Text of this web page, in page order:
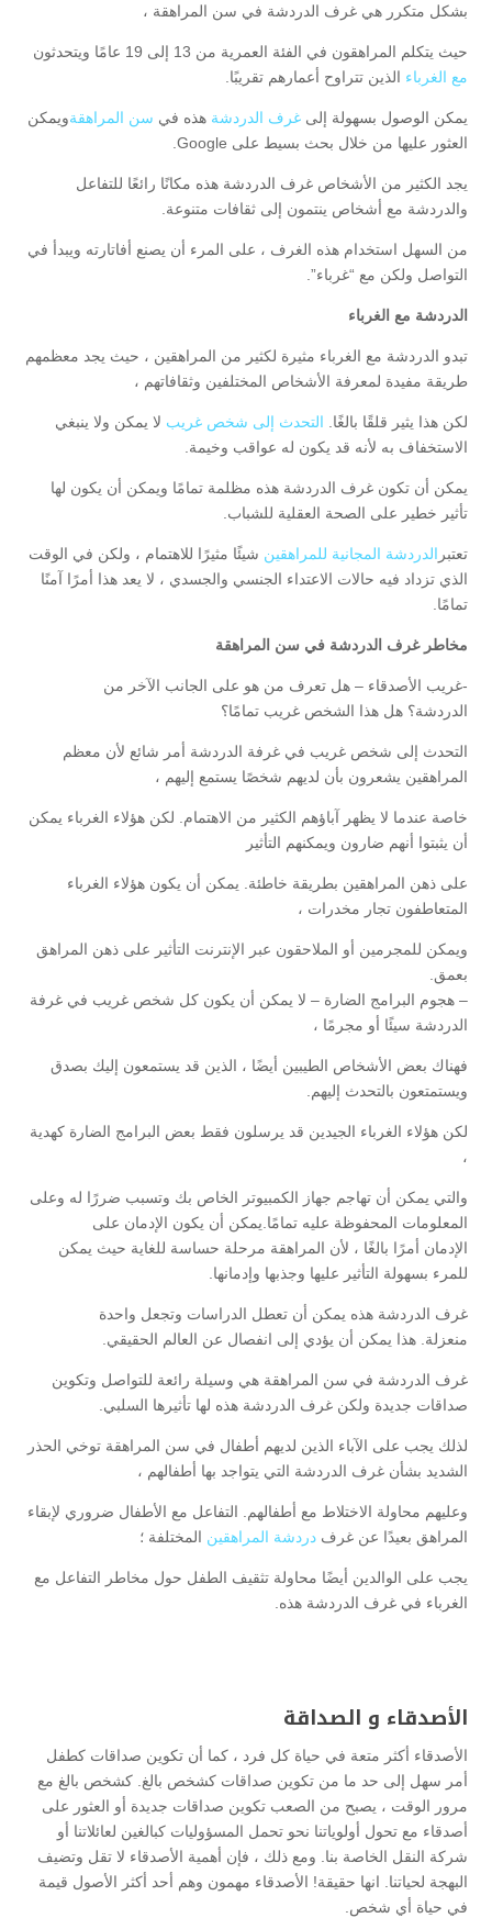
بشكل متكرر هي غرف الدردشة في سن المراهقة ،
حيث يتكلم المراهقون في الفئة العمرية من 13 إلى 19 عامًا ويتحدثون
مع الغرباء الذين تتراوح أعمارهم تقريبًا.
يمكن الوصول بسهولة إلى غرف الدردشة هذه في سن المراهقةويمكن
العثور عليها من خلال بحث بسيط على Google.
يجد الكثير من الأشخاص غرف الدردشة هذه مكانًا رائعًا للتفاعل
والدردشة مع أشخاص ينتمون إلى ثقافات متنوعة.
من السهل استخدام هذه الغرف ، على المرء أن يصنع أفاتارته ويبدأ في
التواصل ولكن مع “غرباء”.
الدردشة مع الغرباء
تبدو الدردشة مع الغرباء مثيرة لكثير من المراهقين ، حيث يجد معظمهم
طريقة مفيدة لمعرفة الأشخاص المختلفين وثقافاتهم ،
لكن هذا يثير قلقًا بالغًا. التحدث إلى شخص غريب لا يمكن ولا ينبغي
الاستخفاف به لأنه قد يكون له عواقب وخيمة.
يمكن أن تكون غرف الدردشة هذه مظلمة تمامًا ويمكن أن يكون لها
تأثير خطير على الصحة العقلية للشباب.
تعتبر الدردشة المجانية للمراهقين شيئًا مثيرًا للاهتمام ، ولكن في الوقت
الذي تزداد فيه حالات الاعتداء الجنسي والجسدي ، لا يعد هذا أمرًا آمنًا
تمامًا.
مخاطر غرف الدردشة في سن المراهقة
-غريب الأصدقاء – هل تعرف من هو على الجانب الآخر من
الدردشة؟ هل هذا الشخص غريب تمامًا؟
التحدث إلى شخص غريب في غرفة الدردشة أمر شائع لأن معظم
المراهقين يشعرون بأن لديهم شخصًا يستمع إليهم ،
خاصة عندما لا يظهر آباؤهم الكثير من الاهتمام. لكن هؤلاء الغرباء يمكن
أن يثبتوا أنهم ضارون ويمكنهم التأثير
على ذهن المراهقين بطريقة خاطئة. يمكن أن يكون هؤلاء الغرباء
المتعاطفون تجار مخدرات ،
ويمكن للمجرمين أو الملاحقون عبر الإنترنت التأثير على ذهن المراهق
بعمق.
– هجوم البرامج الضارة – لا يمكن أن يكون كل شخص غريب في غرفة
الدردشة سيئًا أو مجرمًا ،
فهناك بعض الأشخاص الطيبين أيضًا ، الذين قد يستمعون إليك بصدق
ويستمتعون بالتحدث إليهم.
لكن هؤلاء الغرباء الجيدين قد يرسلون فقط بعض البرامج الضارة كهدية
،
والتي يمكن أن تهاجم جهاز الكمبيوتر الخاص بك وتسبب ضررًا له وعلى
المعلومات المحفوظة عليه تمامًا.يمكن أن يكون الإدمان على
الإدمان أمرًا بالغًا ، لأن المراهقة مرحلة حساسة للغاية حيث يمكن
للمرء بسهولة التأثير عليها وجذبها وإدمانها.
غرف الدردشة هذه يمكن أن تعطل الدراسات وتجعل واحدة
منعزلة. هذا يمكن أن يؤدي إلى انفصال عن العالم الحقيقي.
غرف الدردشة في سن المراهقة هي وسيلة رائعة للتواصل وتكوين
صداقات جديدة ولكن غرف الدردشة هذه لها تأثيرها السلبي.
لذلك يجب على الآباء الذين لديهم أطفال في سن المراهقة توخي الحذر
الشديد بشأن غرف الدردشة التي يتواجد بها أطفالهم ،
وعليهم محاولة الاختلاط مع أطفالهم. التفاعل مع الأطفال ضروري لإبقاء
المراهق بعيدًا عن غرف دردشة المراهقين المختلفة ؛
يجب على الوالدين أيضًا محاولة تثقيف الطفل حول مخاطر التفاعل مع
الغرباء في غرف الدردشة هذه.
الأصدقاء و الصداقة
الأصدقاء أكثر متعة في حياة كل فرد ، كما أن تكوين صداقات كطفل
أمر سهل إلى حد ما من تكوين صداقات كشخص بالغ. كشخص بالغ مع
مرور الوقت ، يصبح من الصعب تكوين صداقات جديدة أو العثور على
أصدقاء مع تحول أولوياتنا نحو تحمل المسؤوليات كبالغين لعائلاتنا أو
شركة النقل الخاصة بنا. ومع ذلك ، فإن أهمية الأصدقاء لا تقل وتضيف
البهجة لحياتنا. انها حقيقة! الأصدقاء مهمون وهم أحد أكثر الأصول قيمة
في حياة أي شخص.